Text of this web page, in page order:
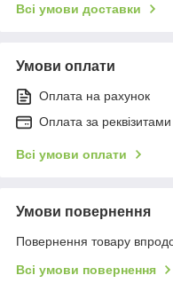
Всі умови доставки
Умови оплати
Оплата на рахунок
Оплата за реквізитами
Всі умови оплати
Умови повернення
Повернення товару
Всі умови повернення